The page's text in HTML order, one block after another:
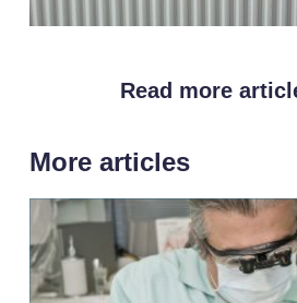
Read more
More articles